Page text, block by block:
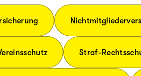
Straf-